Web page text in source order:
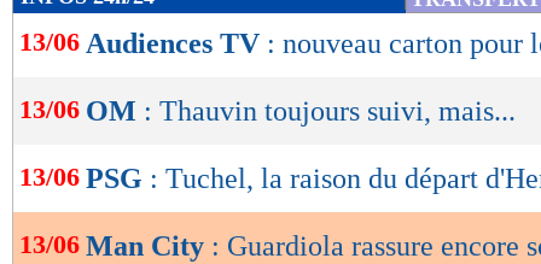
de
lecture
OK
13/06 Audiences TV : nouveau carton pour
13/06 OM : Thauvin toujours suivi, mais...
13/06 PSG : Tuchel, la raison du départ
13/06 Man City : Guardiola rassure encore